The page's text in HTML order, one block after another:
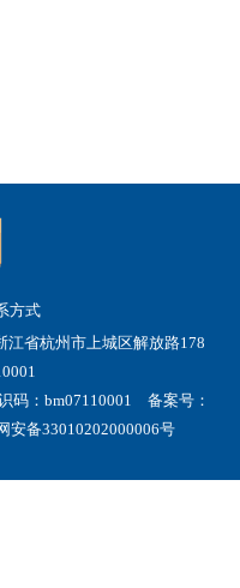
方式
省杭州市上城区解放路178
码：bm07110001 备案号：
安备33010202000006号